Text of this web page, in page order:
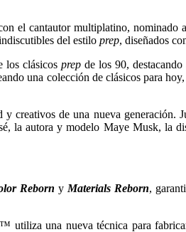
el cantautor multiplatino,
del estilo prep, diseñados
los clásicos prepde los 90, destacando
una colección de clásicos para
creativos de una nueva generación.
la autora y modelo Maye Musk, la
Reborn y Materials Reborn,
utiliza una nueva técnica para